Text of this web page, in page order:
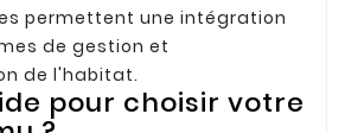
permettent une intégration
de gestion et
de l'habitat.
pour choisir votre